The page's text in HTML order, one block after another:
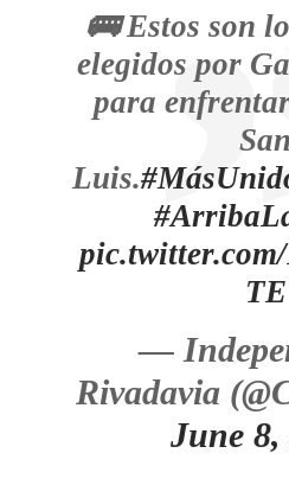
🚌 Estos son
elegidos por
para
San
Luis.
TE
—
Rivadavia
June 8,